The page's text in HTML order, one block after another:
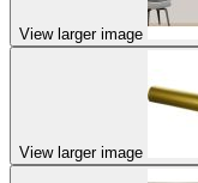
View larger image
View larger image